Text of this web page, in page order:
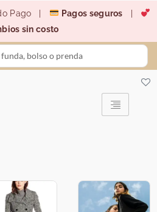
Pago | Pagos seguros
sin costo